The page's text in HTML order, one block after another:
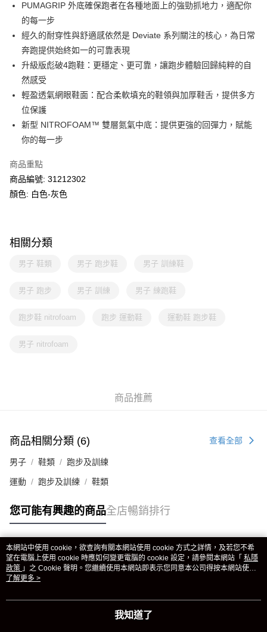
單筆訂單淨值滿$399可享免運費優惠
每筆HK$30.00，滿HK$399.00或以上免運費
滿$599可享澳門免運費優惠
PUMAGRIP 外底確保跑者在各種地面上的強勁抓地力，適配你
的每一步
經久的耐穿性與舒適感依然是 Deviate 系列關注的核心，為日常
奔跑提供始終如一的可靠表現
升級版彪破4跑鞋：更穩定、更可靠，讓跑步體驗回歸純粹的自
然感受
輕盈透氣網眼鞋面：配合柔軟填充的鞋領與加厚鞋舌，提供多方
位保護
新型 NITROFOAM™ 雙層氮氣中底：提供更強的回彈力，賦能
你的每一步
商品重點
商品編號: 31212302
顏色: 白色-灰色
相關分類
男子 鞋類 男子 跑步鞋 男子 訓練鞋
男子 跑步 男子 訓練 男子 練跑鞋
跑步鞋 nitrofoam 跑步 運動鞋 運動鞋 跑步鞋
男子 nitrofoam
商品推薦
商品相關分類 (6) 查看全部
男子 鞋類 跑步及訓練
運動 跑步及訓練 鞋類
您可能有興趣的商品全店暢銷排行
熱門標籤
熱銷排行
本網站中使用 cookie，欲查詢有關本網站使用 cookie 方式之詳情，及若您不希
望在電腦上使用 cookie 時應如何變更電腦的 cookie 設定，請參閱本網站「 私隱
政策 」之 Cookie 聲明。您繼續使用本網站即表示您同意本公司得按本網站使用
條款之 Cookie 聲明使用 cookie。
了解更多 >
我知道了